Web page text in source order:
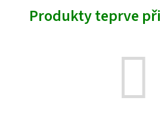
Produkty teprve